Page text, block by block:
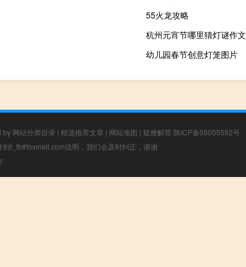
55火龙攻略
杭州元宵节哪里猜灯谜作文
幼儿园春节创意灯笼图片
by 网站分类目录 | 精选推荐文章 | 网站地图 | 疑难解答 陕ICP备05055592号
f_fb#foxmail.com说明，我们会及时纠正，谢谢